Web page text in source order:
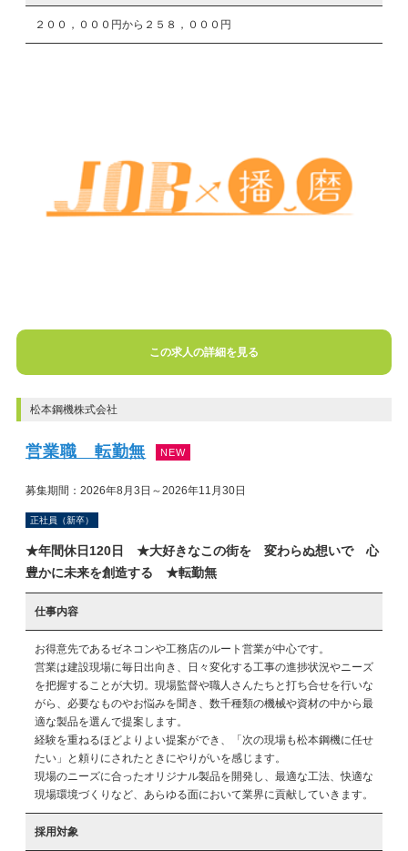
２００，０００円から２５８，０００円
この求人の詳細を見る
松本鋼機株式会社
営業職 転勤無 NEW
募集期間：2026年8月3日～2026年11月30日
正社員（新卒）
★年間休日120日 ★大好きなこの街を 変わらぬ想いで 心
豊かに未来を創造する ★転勤無
仕事内容
お得意先であるゼネコンや工務店のルート営業が中心です。
営業は建設現場に毎日出向き、日々変化する工事の進捗状況やニーズ
を把握することが大切。現場監督や職人さんたちと打ち合せを行いな
がら、必要なものやお悩みを聞き、数千種類の機械や資材の中から最
適な製品を選んで提案します。
経験を重ねるほどよりよい提案ができ、「次の現場も松本鋼機に任せ
たい」と頼りにされたときにやりがいを感じます。
現場のニーズに合ったオリジナル製品を開発し、最適な工法、快適な
現場環境づくりなど、あらゆる面において業界に貢献していきます。
採用対象